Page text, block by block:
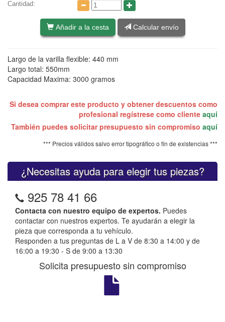
Cantidad:
Añadir a la cesta Calcular envío
Largo de la varilla flexible: 440 mm
Largo total: 550mm
Capacidad Maxima: 3000 gramos
Si desea comprar este producto y obtener descuentos como
profesional regístrese como cliente aquí
También puedes solicitar presupuesto sin compromiso aquí
*** Precios válidos salvo error tipográfico o fin de existencias ***
¿Necesitas ayuda para elegir tus piezas?
925 78 41 66
Contacta con nuestro equipo de expertos. Puedes
contactar con nuestros expertos. Te ayudarán a elegir la
pieza que corresponda a tu vehículo.
Responden a tus preguntas de L a V de 8:30 a 14:00 y de
16:00 a 19:30 - S de 9:00 a 13:30
Solicita presupuesto sin compromiso